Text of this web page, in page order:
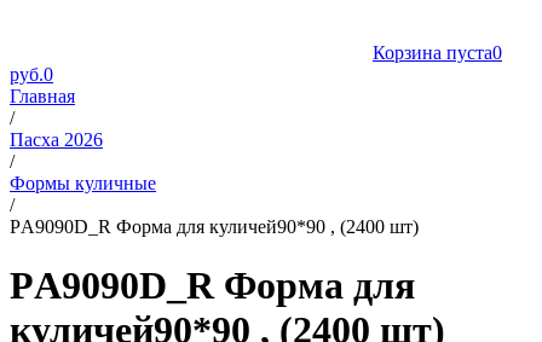
Корзина пуста0
руб.0
Главная
/
Пасха 2026
/
Формы куличные
/
PА9090D_R Форма для куличей90*90 , (2400 шт)
PА9090D_R Форма для
куличей90*90 , (2400 шт)